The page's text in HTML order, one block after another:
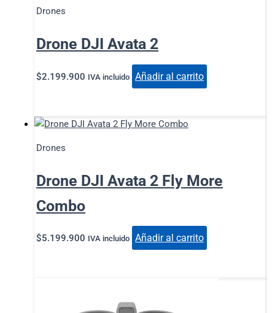
Drones
Drone DJI Avata 2
$2.199.900 IVA incluido Añadir al carrito
Drones
Drone DJI Avata 2 Fly More
Combo
$5.199.900 IVA incluido Añadir al carrito